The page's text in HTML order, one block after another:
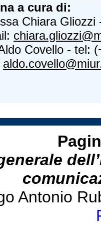
a cura di:
Chiara
Covello - tel:
Antonio